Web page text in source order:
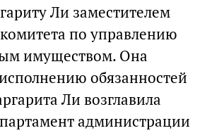
Ли заместителем
по управлению
имуществом. Она
обязанностей
Ли возглавила
администрации